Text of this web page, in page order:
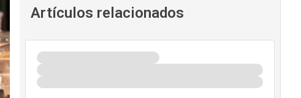
Artículos relacionados